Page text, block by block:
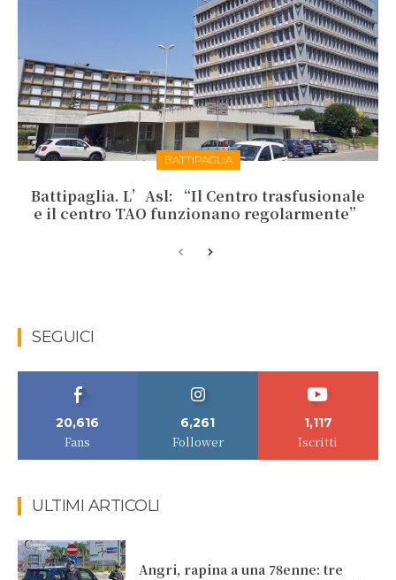
BATTIPAGLIA
Battipaglia. L’Asl: “Il Centro trasfusionale
e il centro TAO funzionano regolarmente”
SEGUICI
20,616
Fans
6,261
Follower
1,117
Iscritti
ULTIMI ARTICOLI
Angri, rapina a una 78enne: tre